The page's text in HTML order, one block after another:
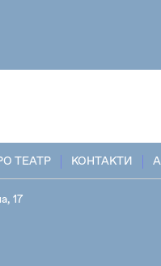
ТЕАТР КОНТАКТИ
17